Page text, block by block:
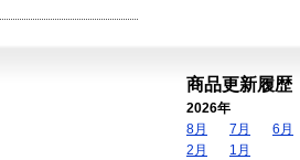
商品更新履歴
2026年
8月
7月 6月
2月
1月